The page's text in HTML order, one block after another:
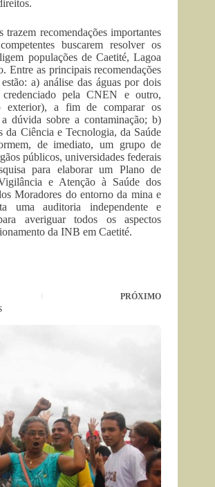
trazem recomendações importantes
buscarem resolver os
populações de Caetité, Lagoa
Entre as principais recomendações
a) análise das águas por dois
pela CNEN e outro,
exterior), a fim de comparar os
dúvida sobre a contaminação; b)
da Ciência e Tecnologia, da Saúde
de imediato, um grupo de
públicos, universidades federais
para elaborar um Plano de
e Atenção à Saúde dos
Moradores do entorno da mina e
uma auditoria independente e
averiguar todos os aspectos
da INB em Caetité.
PRÓXIMO